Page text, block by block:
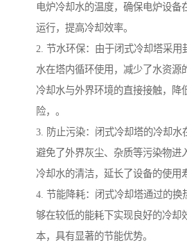
电炉冷却水的温度，确保电炉设备
运行，提高冷却效率。
2. 节水环保：由于闭式冷却塔采用
水在塔内循环使用，减少了水资源
冷却水与外界环境的直接接触，降
险，。
3. 防止污染：闭式冷却塔的冷却水
避免了外界灰尘、杂质等污染物进
冷却水的清洁，延长了设备的使用
4. 节能降耗：闭式冷却塔通过的换
够在较低的能耗下实现良好的冷却
本，具有显著的节能优势。